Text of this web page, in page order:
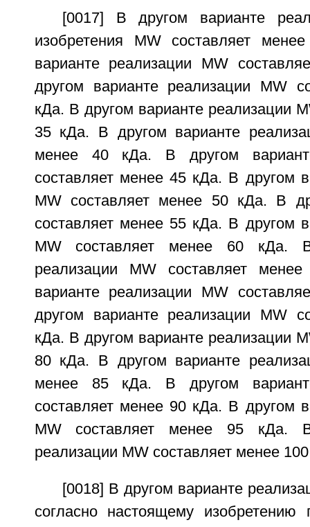
[0017] В другом варианте
изобретения MW составляет
варианте реализации MW
другом варианте реализации MW
кДа. В другом варианте реализации
35 кДа. В другом варианте
менее 40 кДа. В другом
составляет менее 45 кДа. В другом
MW составляет менее 50 кДа. В
составляет менее 55 кДа. В другом
MW составляет менее 60 кДа.
реализации MW составляет
варианте реализации MW
другом варианте реализации MW
кДа. В другом варианте реализации
80 кДа. В другом варианте
менее 85 кДа. В другом
составляет менее 90 кДа. В другом
MW составляет менее 95 кДа.
реализации MW составляет менее
[0018] В другом варианте
согласно настоящему изобретению